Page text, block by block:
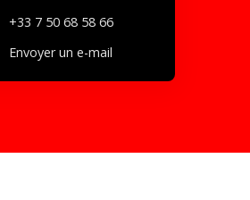
+33 7 50 68 58 66
Envoyer un e-mail